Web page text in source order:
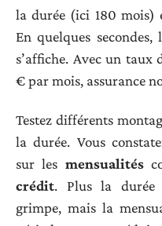
la durée (ici 180 mois)
En quelques
s’affiche. Avec un taux
€ par mois, assurance
Testez différents
la durée. Vous
sur les mensualités
crédit. Plus la durée
grimpe, mais la